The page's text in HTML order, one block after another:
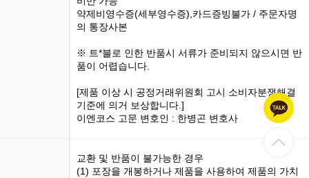
약제비영수증(세부영수증),카드증빙불가 / 주문자명
의 통장사본
※ 트*블로 인한 반품시 서류가 준비되지 않으시면 반
품이 어렵습니다.
[제품 이상 시 공정거래위원회 고시 소비자분쟁해결
기준에 의거 보상합니다.]
이엔코스 고문 변호인 : 한병곤 변호사
교환 및 반품이 불가능한 경우
(1) 포장을 개봉하거나 제품을 사용하여 제품의 가치